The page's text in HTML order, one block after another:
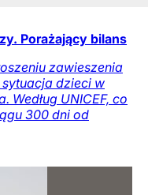
Porażający bilans
zawieszenia
dzieci w
Według UNICEF, co
300 dni od